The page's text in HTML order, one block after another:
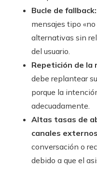
Bucle de fallback:
mensajes tipo
alternativas sin
del usuario.
Repetición de la
debe replantear
porque la
adecuadamente.
Altas tasas de
canales
conversación o
debido a que el